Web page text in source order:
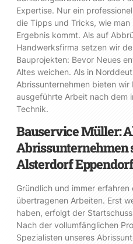
Expertise. Nur ein
die Tipps und Tricks, wie
Ergebnis kommt. Als auf
Handwerksfirma setzen wir
Bauprojekten: Bevor Neues
Altes weichen. Als in
Abrissunternehmen bieten
ausgeführte Arbeit nach dem
Technik.
Bauservice Müller:
Abrissunternehmen
Alsterdorf
Gründlich und immer
übertragenen Arbeiten. Erst
haben, erfolgt der
Nach der vollumfänglichen
Spezialisten unseres